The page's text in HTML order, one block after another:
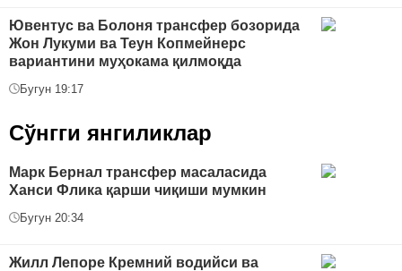
Ювентус ва Болоня трансфер бозорида
Жон Лукуми ва Теун Копмейнерс
вариантини муҳокама қилмоқда
Бугун 19:17
Сўнгги янгиликлар
Марк Бернал трансфер масаласида
Ханси Флика қарши чиқиши мумкин
Бугун 20:34
Жилл Лепоре Кремний водийси ва